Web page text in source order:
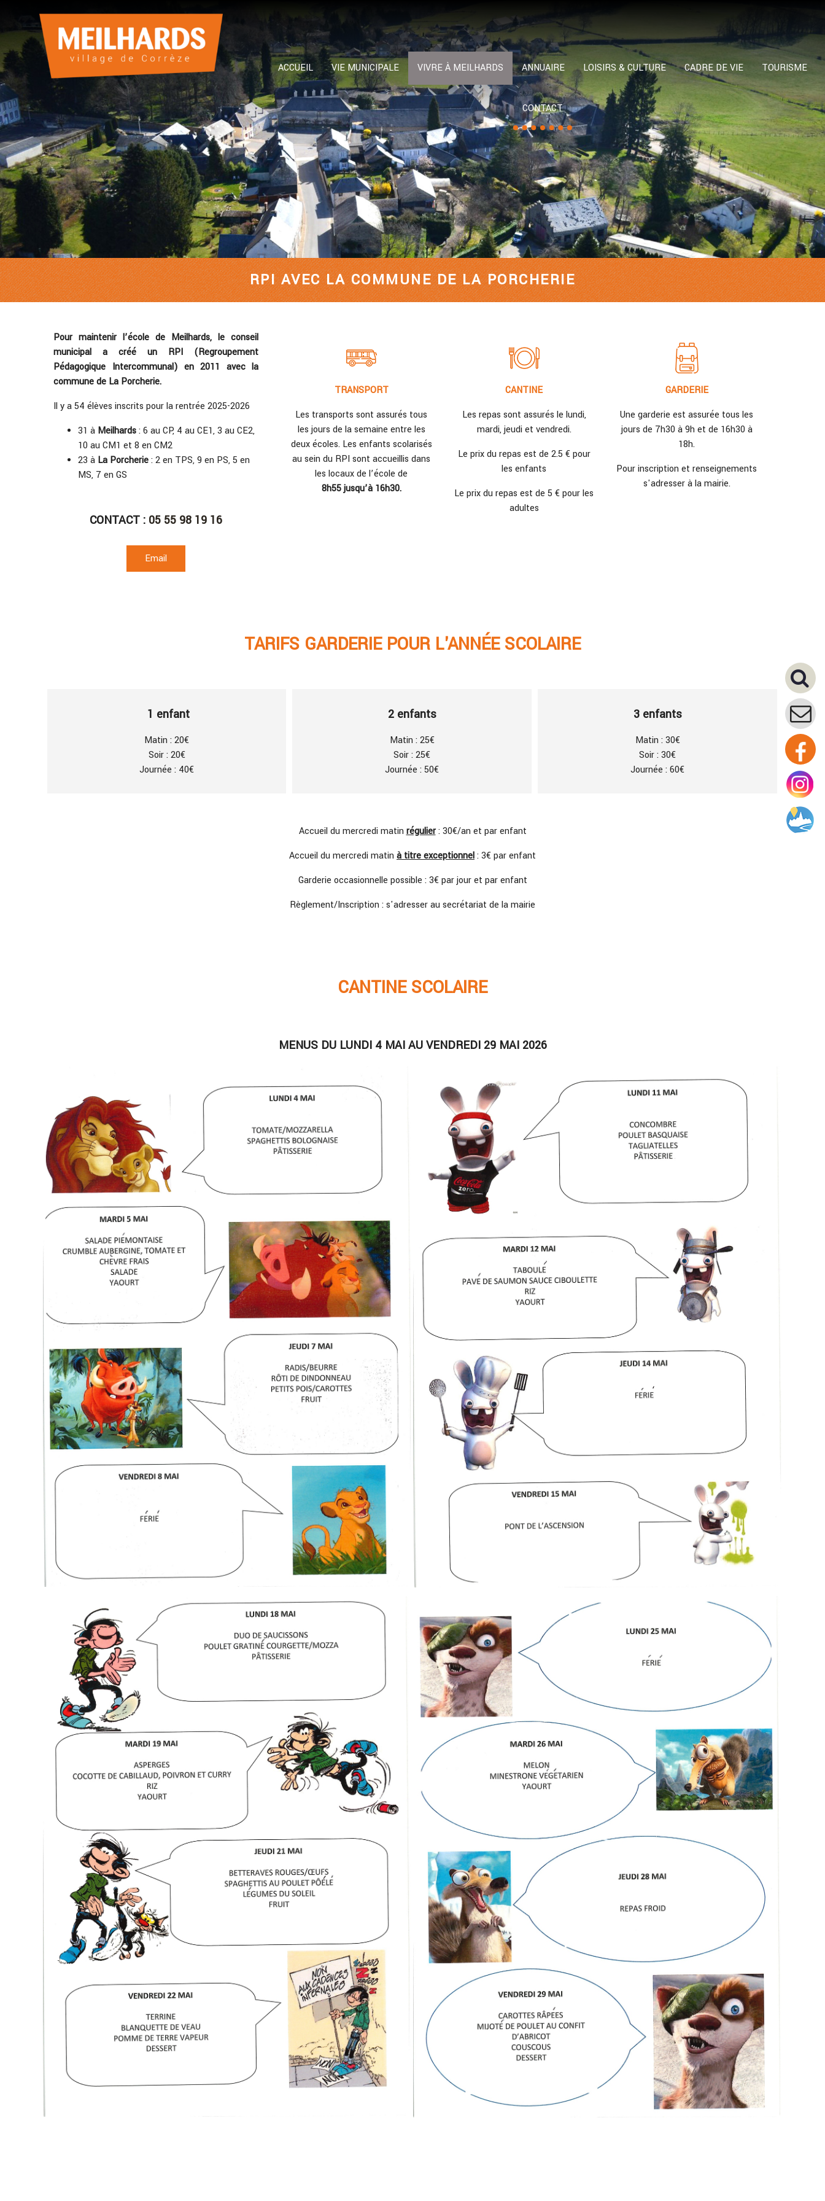
ACCUEIL VIE MUNICIPALE VIVRE À MEILHARDS ANNUAIRE LOISIRS & CULTURE CADRE DE VIE TOURISME
CONTACT
RPI AVEC LA COMMUNE DE LA PORCHERIE
Pour maintenir l’école de Meilhards, le conseil
municipal a créé un RPI (Regroupement
Pédagogique Intercommunal) en 2011 avec la
commune de La Porcherie.
Il y a 54 élèves inscrits pour la rentrée 2025-2026
31 à Meilhards: 6 au CP, 4 au CE1, 3 au CE2,
10 au CM1 et 8 en CM2
23 à La Porcherie: 2 en TPS, 9 en PS, 5 en
MS, 7 en GS
CONTACT : 05 55 98 19 16
Email
TRANSPORT
Les transports sont assurés tous
les jours de la semaine entre les
deux écoles. Les enfants scolarisés
au sein du RPI sont accueillis dans
les locaux de l’école de
8h55 jusqu’à 16h30.
CANTINE
Les repas sont assurés le lundi,
mardi, jeudi et vendredi.
Le prix du repas est de 2.5 € pour
les enfants
Le prix du repas est de 5 € pour les
adultes
GARDERIE
Une garderie est assurée tous les
jours de 7h30 à 9h et de 16h30 à
18h.
Pour inscription et renseignements
s'adresser à la mairie.
TARIFS GARDERIE POUR L'ANNÉE SCOLAIRE
1 enfant
Matin : 20€
Soir : 20€
Journée : 40€
2 enfants
Matin : 25€
Soir : 25€
Journée : 50€
3 enfants
Matin : 30€
Soir : 30€
Journée : 60€
Accueil du mercredi matinrégulier: 30€/an et par enfant
Accueil du mercredi matin à titre exceptionnel: 3€ par enfant
Garderie occasionnelle possible : 3€ par jour et par enfant
Règlement/Inscription : s'adresser au secrétariat de la mairie
CANTINE SCOLAIRE
MENUS DU LUNDI 4 MAI AU VENDREDI 29 MAI 2026